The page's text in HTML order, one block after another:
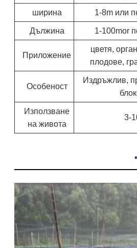
ширина 1-8m или
Дължина 1-100mor
Приложение
цветя,
плодове,
Особеност
Издръжлив,
Използване
на живота
3-